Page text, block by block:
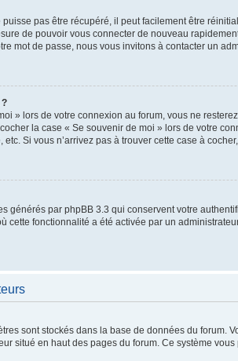
pas être récupéré, il peut facilement être
de pouvoir vous connecter de nouveau
mot de passe, nous vous invitons à contacter un
» lors de votre connexion au forum, vous ne
la case « Se souvenir de moi » lors de votre
Si vous n’arrivez pas à trouver cette case à
générés par phpBB 3.3 qui conservent votre
cette fonctionnalité a été activée par un
sont stockés dans la base de données du
situé en haut des pages du forum. Ce système